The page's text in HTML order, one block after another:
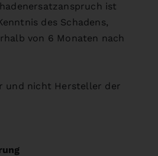
ist
des Schadens,
von 6 Monaten nach
und nicht Hersteller der